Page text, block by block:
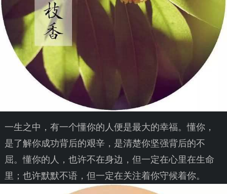
一生之中，有一个懂你的人便是最大的幸福。懂你，
是了解你成功背后的艰辛，是清楚你坚强背后的不
屈。懂你的人，也许不在身边，但一定在心里在生命
里；也许默默不语，但一定在关注着你守候着你。